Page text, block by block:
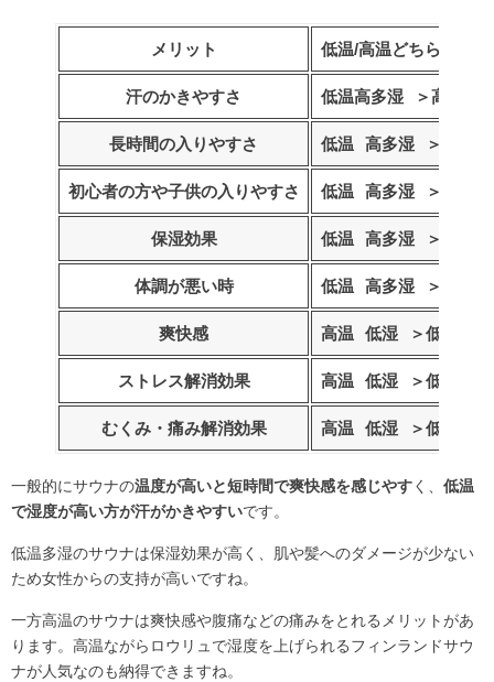
メリット 低温/高温どちらの方
汗のかきやすさ 低温高多湿 ＞高温低
長時間の入りやすさ 低温 高多湿 ＞
初心者の方や子供の入りやすさ 低温 高多湿 ＞
保湿効果 低温 高多湿 ＞
体調が悪い時 低温 高多湿 ＞
爽快感 高温 低湿 ＞低温高
ストレス解消効果 高温 低湿 ＞低温高
むくみ・痛み解消効果 高温 低湿 ＞低温高
一般的にサウナの温度が高いと短時間で爽快感を感じやすく、 低温
で湿度が高い方が汗がかきやすいです。
低温多湿のサウナは保湿効果が高く、肌や髪へのダメージが少ない
ため女性からの支持が高いですね。
一方高温のサウナは爽快感や腹痛などの痛みをとれるメリットがあ
ります。高温ながらロウリュで湿度を上げられるフィンランドサウ
ナが人気なのも納得できますね。